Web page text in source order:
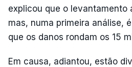
explicou que o levantamento
mas, numa primeira análise,
que os danos rondam os 15
Em causa, adiantou, estão